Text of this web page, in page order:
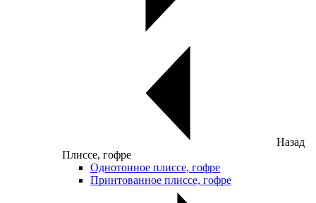
Назад
Плиссе, гофре
Однотонное плиссе, гофре
Принтованное плиссе, гофре